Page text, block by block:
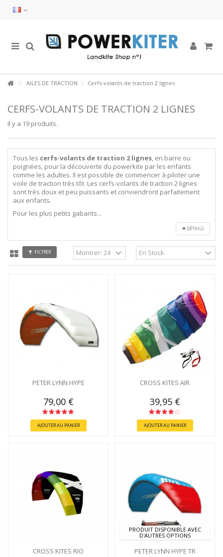
AILES DE TRACTION Cerfs-volants de traction 2 lignes
CERFS-VOLANTS DE TRACTION 2 LIGNES
Il y a 19 produits.
Tous les cerfs-volants de traction 2 lignes, en barre ou
poignées, pour la découverte du powerkite par les enfants
comme les adultes. Il est possible de commencer à piloter une
voile de traction très tôt. Les cerfs-volants de traction 2 lignes
sont très doux et peu puissants et conviendront parfaitement
aux enfants.
Pour les plus petits gabarits...
DÉTAILS
FILTRER
PETER LYNN HYPE
79,00 €
AJOUTER AU PANIER
CROSS KITES AIR
39,95 €
AJOUTER AU PANIER
CROSS KITES RIO
PRODUIT DISPONIBLE AVEC
D'AUTRES OPTIONS
PETER LYNN HYPE TR